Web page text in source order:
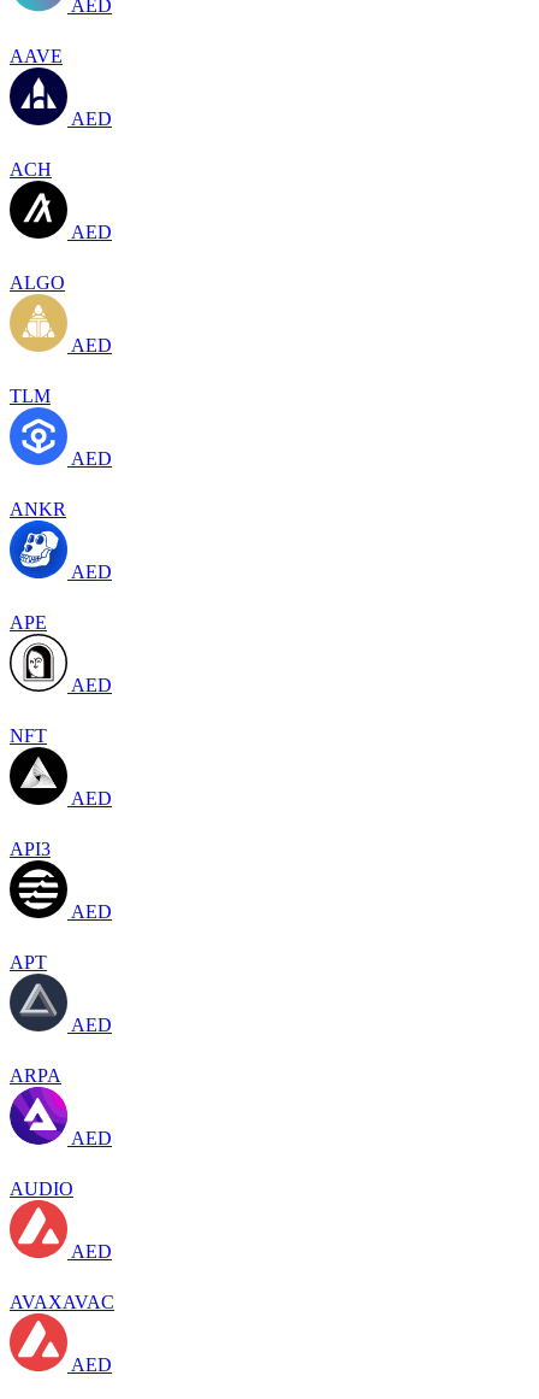
AED
AAVE
AED
ACH
AED
ALGO
AED
TLM
AED
ANKR
AED
APE
AED
NFT
AED
API3
AED
APT
AED
ARPA
AED
AUDIO
AED
AVAXAVAC
AED